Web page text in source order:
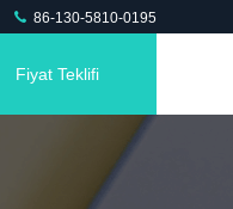
86-130-5810-0195
Fiyat Teklifi